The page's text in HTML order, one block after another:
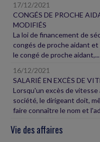
17/12/2021
CONGÉS DE PROCHE
MODIFIÉS
La loi de financement de
congés de proche aidant
le congé de proche aidant,...
16/12/2021
SALARIÉ EN EXCÈS DE
Lorsqu'un excès de vitesse
société, le dirigeant doit,
faire connaître le nom et
Vie des affaires